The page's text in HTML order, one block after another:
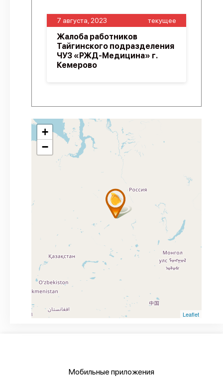
7 августа, 2023 текущее
Жалоба работников
Тайгинского подразделения
ЧУЗ «РЖД-Медицина» г.
Кемерово
+
−
Leaflet
Мобильные приложения